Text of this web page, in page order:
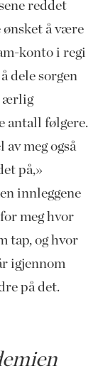
reddet
å være
konto i regi
dele sorgen
ærlig
antall følgere.
meg også
på,»
innleggene
meg hvor
tap, og hvor
igjennom
på det.